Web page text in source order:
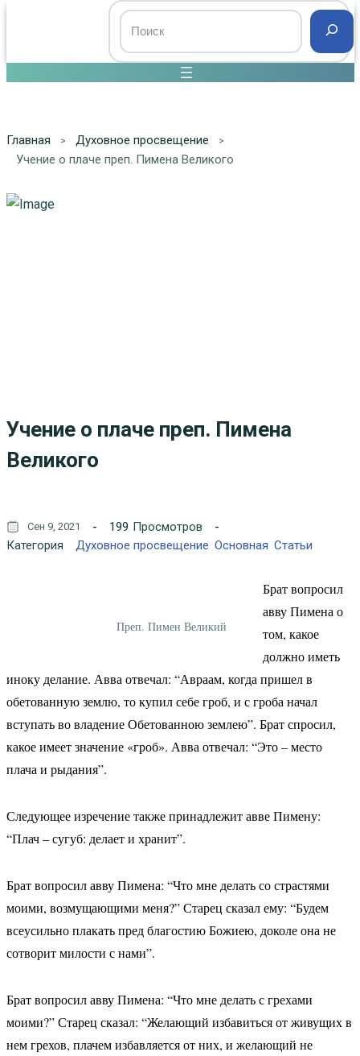
Главная
Духовное просвещение
Учение о плаче преп. Пимена Великого
Учение о плаче преп. Пимена
Великого
Сен 9, 2021 199 Просмотров
Категория
Духовное просвещение Основная Статьи
Преп. Пимен Великий
Брат вопросил
авву Пимена о
том, какое
должно иметь
иноку делание. Авва отвечал: “Авраам, когда пришел в
обетованную землю, то купил себе гроб, и с гроба начал
вступать во владение Обетованною землею”. Брат спросил,
какое имеет значение «гроб». Авва отвечал: “Это – место
плача и рыдания”.
Следующее изречение также принадлежит авве Пимену:
“Плач – сугуб: делает и хранит”.
Брат вопросил авву Пимена: “Что мне делать со страстями
моими, возмущающими меня?” Старец сказал ему: “Будем
всеусильно плакать пред благостию Божиею, доколе она не
сотворит милости с нами”.
Брат вопросил авву Пимена: “Что мне делать с грехами
моими?” Старец сказал: “Желающий избавиться от живущих в
нем грехов, плачем избавляется от них, и желающий не